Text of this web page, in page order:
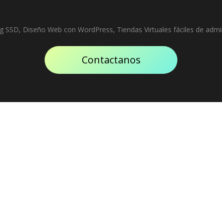
SSD, Diseño Web con WordPress, Tiendas Virtuales fáciles de
Contactanos